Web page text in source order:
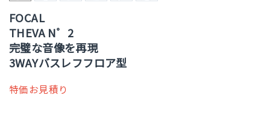
FOCAL
THEVA N゜2
完璧な音像を再現
3WAYバスレフフロア型
特価お見積り